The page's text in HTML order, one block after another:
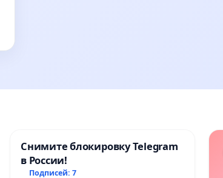
Снимите блокировку Telegram
в России!
Подписей: 7